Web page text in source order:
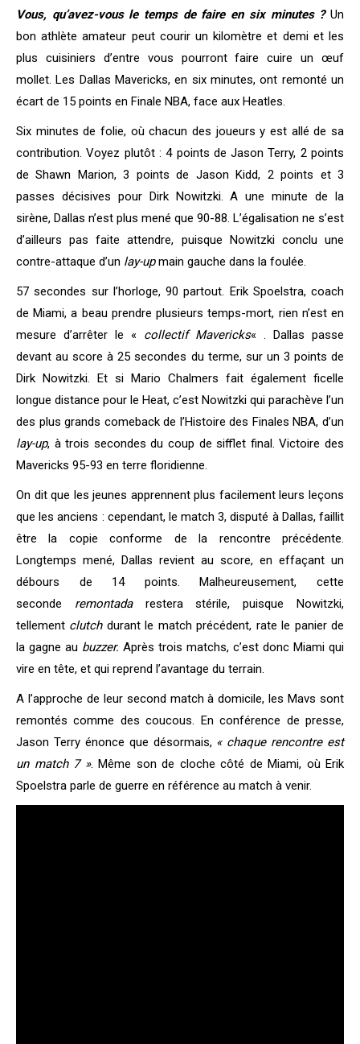
Vous, qu’avez-vous le temps de faire en six minutes ? Un
bon athlète amateur peut courir un kilomètre et demi et les
plus cuisiniers d’entre vous pourront faire cuire un œuf
mollet. Les Dallas Mavericks, en six minutes, ont remonté un
écart de 15 points en Finale NBA, face aux Heatles.
Six minutes de folie, où chacun des joueurs y est allé de sa
contribution. Voyez plutôt : 4 points de Jason Terry, 2 points
de Shawn Marion, 3 points de Jason Kidd, 2 points et 3
passes décisives pour Dirk Nowitzki. A une minute de la
sirène, Dallas n’est plus mené que 90-88. L’égalisation ne s’est
d’ailleurs pas faite attendre, puisque Nowitzki conclu une
contre-attaque d’un lay-upmain gauche dans la foulée.
57 secondes sur l’horloge, 90 partout. Erik Spoelstra, coach
de Miami, a beau prendre plusieurs temps-mort, rien n’est en
mesure d’arrêter le « collectif Mavericks« . Dallas passe
devant au score à 25 secondes du terme, sur un 3 points de
Dirk Nowitzki. Et si Mario Chalmers fait également ficelle
longue distance pour le Heat, c’est Nowitzki qui parachève l’un
des plus grands comeback de l’Histoire des Finales NBA, d’un
lay-up, à trois secondes du coup de sifflet final. Victoire des
Mavericks 95-93 en terre floridienne.
On dit que les jeunes apprennent plus facilement leurs leçons
que les anciens : cependant, le match 3, disputé à Dallas, faillit
être la copie conforme de la rencontre précédente.
Longtemps mené, Dallas revient au score, en effaçant un
débours de 14 points. Malheureusement, cette
seconde remontadarestera stérile, puisque Nowitzki,
tellement clutchdurant le match précédent, rate le panier de
la gagne au buzzer. Après trois matchs, c’est donc Miami qui
vire en tête, et qui reprend l’avantage du terrain.
A l’approche de leur second match à domicile, les Mavs sont
remontés comme des coucous. En conférence de presse,
Jason Terry énonce que désormais, « chaque rencontre est
un match 7 ». Même son de cloche côté de Miami, où Erik
Spoelstra parle de guerre en référence au match à venir.